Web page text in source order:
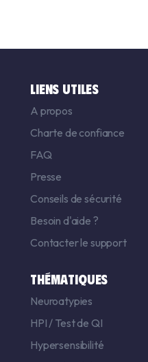
LIENS UTILES
A propos
Charte de confiance
FAQ
Presse
Conseils de sécurité
Besoin d'aide ?
Contacter le support
THÉMATIQUES
Neuroatypies
HPI / Test de QI
Hypersensibilité